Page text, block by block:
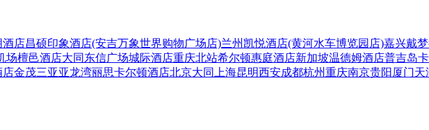
酒店昌硕印象酒店(安吉万象世界购物广场店)兰州凯悦酒店(黄河水车博览园店)嘉兴戴
场檀邑酒店大同东信广场城际酒店重庆北站希尔顿惠庭酒店新加坡温德姆酒店普吉岛
店金茂三亚亚龙湾丽思卡尔顿酒店北京大同 上海昆明西安成都杭州重庆南京贵阳 厦门天